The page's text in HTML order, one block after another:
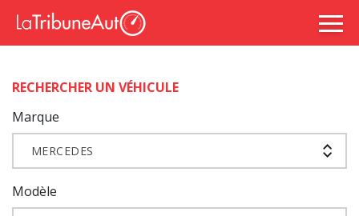
RECHERCHER UN VÉHICULE
Marque
MERCEDES
Modèle